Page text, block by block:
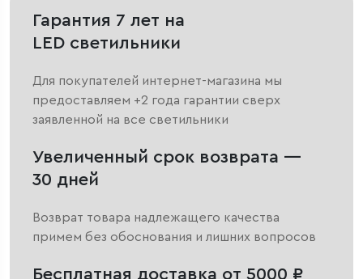
Гарантия 7 лет на
LED светильники
Для покупателей интернет-магазина мы
предоставляем +2 года гарантии сверх
заявленной на все светильники
Увеличенный срок возврата —
30 дней
Возврат товара надлежащего качества
примем без обоснования и лишних вопросов
Бесплатная доставка от 5000 ₽